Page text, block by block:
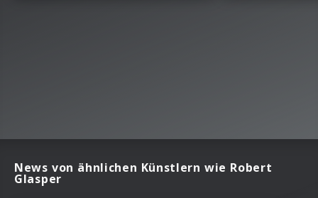
News von ähnlichen Künstlern wie Robert
Glasper